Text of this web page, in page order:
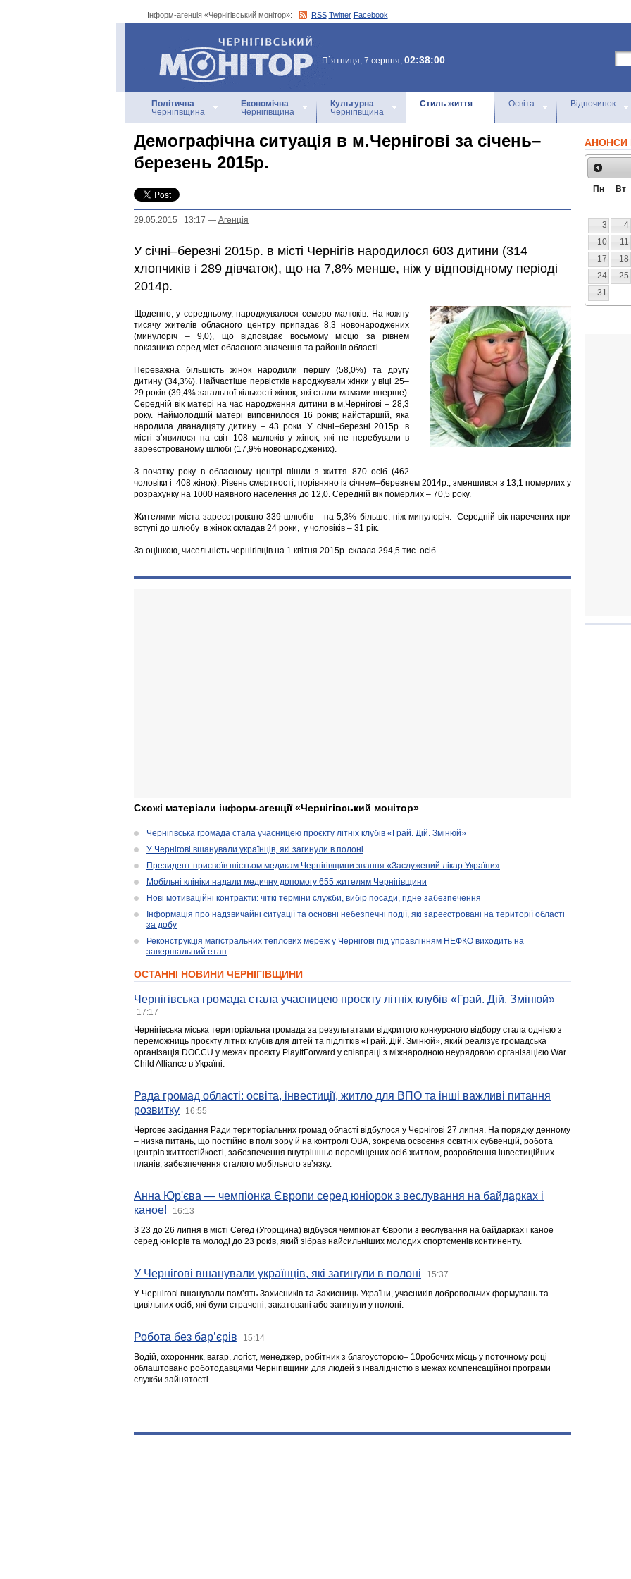
Інформ-агенція «Чернігівський монітор»: RSS Twitter Facebook
Інформ-агенція
«Чернігівський монітор»
П`ятниця, 7 серпня, 02:38:00
Політична
Чернігівщина
Економічна
Чернігівщина
Культурна
Чернігівщина
Стиль життя Освіта Відпочинок
Демографічна ситуація в м.Чернігові за січень–
березень 2015р.
29.05.2015 13:17 — Агенцiя
У січні–березні 2015р. в місті Чернігів народилося 603 дитини (314
хлопчиків і 289 дівчаток), що на 7,8% менше, ніж у відповідному періоді
2014р.
Щоденно, у середньому, народжувалося семеро малюків. На кожну
тисячу жителів обласного центру припадає 8,3 новонароджених
(минулоріч – 9,0), що відповідає восьмому місцю за рівнем
показника серед міст обласного значення та районів області.
Переважна більшість жінок народили першу (58,0%) та другу
дитину (34,3%). Найчастіше первістків народжували жінки у віці 25–
29 років (39,4% загальної кількості жінок, які стали мамами вперше).
Середній вік матері на час народження дитини в м.Чернігові – 28,3
року. Наймолодшій матері виповнилося 16 років; найстаршій, яка
народила дванадцяту дитину – 43 роки. У січні–березні 2015р. в
місті з’явилося на світ 108 малюків у жінок, які не перебували в
зареєстрованому шлюбі (17,9% новонароджених).
З початку року в обласному центрі пішли з життя 870 осіб (462
чоловіки і 408 жінок). Рівень смертності, порівняно із січнем–березнем 2014р., зменшився з 13,1 померлих у
розрахунку на 1000 наявного населення до 12,0. Середній вік померлих – 70,5 року.
Жителями міста зареєстровано 339 шлюбів – на 5,3% більше, ніж минулоріч. Середній вік наречених при
вступі до шлюбу в жінок складав 24 роки, у чоловіків – 31 рік.
За оцінкою, чисельність чернігівців на 1 квітня 2015р. склала 294,5 тис. осіб.
Схожі матеріали інформ-агенції «Чернігівський монітор»
Чернігівська громада стала учасницею проєкту літніх клубів «Грай. Дій. Змінюй»
У Чернігові вшанували українців, які загинули в полоні
Президент присвоїв шістьом медикам Чернігівщини звання «Заслужений лікар України»
Мобільні клініки надали медичну допомогу 655 жителям Чернігівщини
Нові мотиваційні контракти: чіткі терміни служби, вибір посади, гідне забезпечення
Інформація про надзвичайні ситуації та основні небезпечні події, які зареєстровані на території області
за добу
Реконструкція магістральних теплових мереж у Чернігові під управлінням НЕФКО виходить на
завершальний етап
ОСТАННІ НОВИНИ ЧЕРНІГІВЩИНИ
Чернігівська громада стала учасницею проєкту літніх клубів «Грай. Дій. Змінюй»
17:17
Чернігівська міська територіальна громада за результатами відкритого конкурсного відбору стала однією з
переможниць проєкту літніх клубів для дітей та підлітків «Грай. Дій. Змінюй», який реалізує громадська
організація DOCCU у межах проєкту PlayItForward у співпраці з міжнародною неурядовою організацією War
Child Alliance в Україні.
Рада громад області: освіта, інвестиції, житло для ВПО та інші важливі питання
розвитку
16:55
Чергове засідання Ради територіальних громад області відбулося у Чернігові 27 липня. На порядку денному
– низка питань, що постійно в полі зору й на контролі ОВА, зокрема освоєння освітніх субвенцій, робота
центрів життєстійкості, забезпечення внутрішньо переміщених осіб житлом, розроблення інвестиційних
планів, забезпечення сталого мобільного зв’язку.
Анна Юр'єва — чемпіонка Європи серед юніорок з веслування на байдарках і
каное!
16:13
З 23 до 26 липня в місті Сегед (Угорщина) відбувся чемпіонат Європи з веслування на байдарках і каное
серед юніорів та молоді до 23 років, який зібрав найсильніших молодих спортсменів континенту.
У Чернігові вшанували українців, які загинули в полоні 15:37
У Чернігові вшанували пам’ять Захисників та Захисниць України, учасників добровольчих формувань та
цивільних осіб, які були страчені, закатовані або загинули у полоні.
Робота без бар’єрів 15:14
Водій, охоронник, вагар, логіст, менеджер, робітник з благоусторою– 10робочих місць у поточному році
облаштовано роботодавцями Чернігівщини для людей з інвалідністю в межах компенсаційної програми
служби зайнятості.
АНОНСИ
Пн Вт
3
4
10
11
17
18
24
25
31